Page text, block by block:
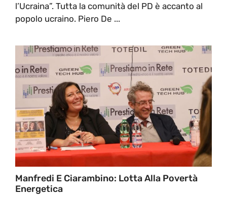
l’Ucraina”. Tutta la comunità del PD è accanto al
popolo ucraino. Piero De ...
Manfredi E Ciarambino: Lotta Alla Povertà
Energetica